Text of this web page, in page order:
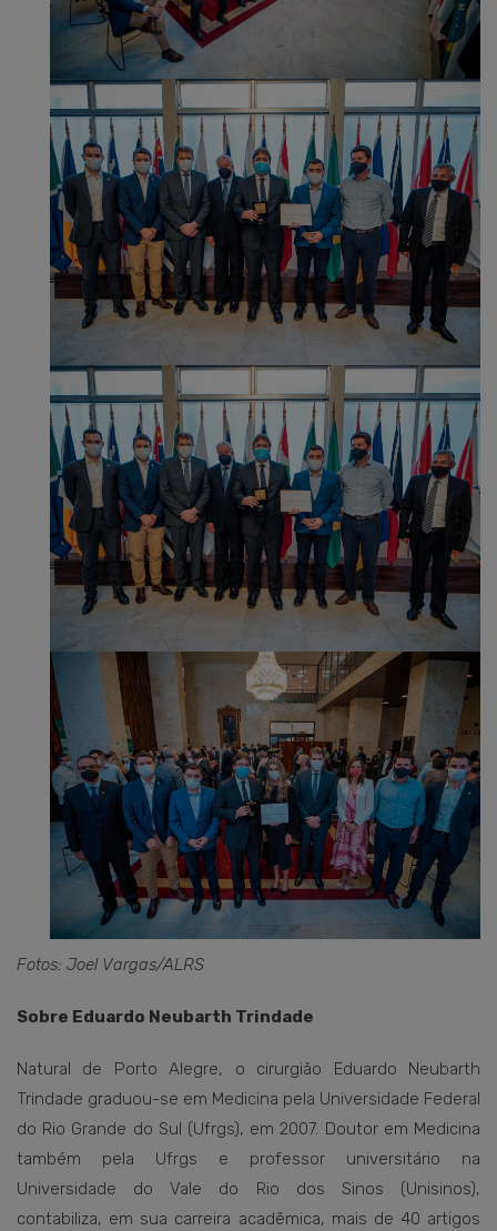
Fotos: Joel Vargas/ALRS
Sobre Eduardo Neubarth Trindade
Natural de Porto Alegre, o cirurgião Eduardo Neubarth
Trindade graduou-se em Medicina pela Universidade Federal
do Rio Grande do Sul (Ufrgs), em 2007. Doutor em Medicina
também pela Ufrgs e professor universitário na
Universidade do Vale do Rio dos Sinos (Unisinos),
contabiliza, em sua carreira acadêmica, mais de 40 artigos